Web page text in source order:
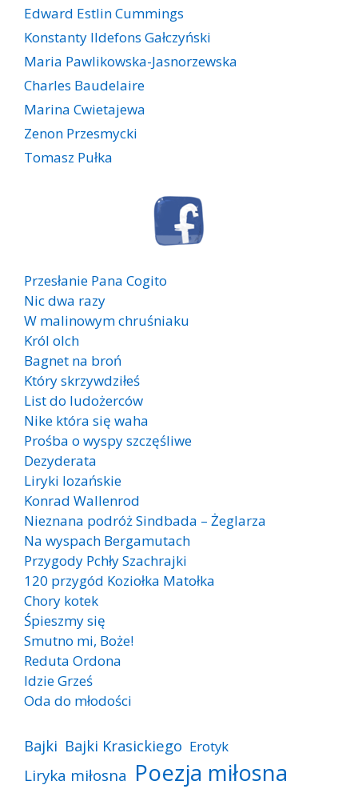
Edward Estlin Cummings
Konstanty Ildefons Gałczyński
Maria Pawlikowska-Jasnorzewska
Charles Baudelaire
Marina Cwietajewa
Zenon Przesmycki
Tomasz Pułka
Przesłanie Pana Cogito
Nic dwa razy
W malinowym chruśniaku
Król olch
Bagnet na broń
Który skrzywdziłeś
List do ludożerców
Nike która się waha
Prośba o wyspy szczęśliwe
Dezyderata
Liryki lozańskie
Konrad Wallenrod
Nieznana podróż Sindbada – Żeglarza
Na wyspach Bergamutach
Przygody Pchły Szachrajki
120 przygód Koziołka Matołka
Chory kotek
Śpieszmy się
Smutno mi, Boże!
Reduta Ordona
Idzie Grześ
Oda do młodości
Bajki Bajki Krasickiego Erotyk
Liryka miłosna Poezja miłosna